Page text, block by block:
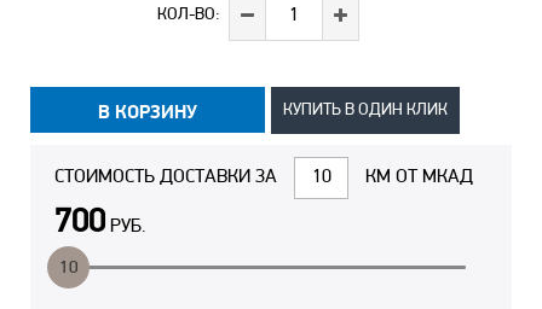
КОЛ-ВО:
В КОРЗИНУ КУПИТЬ В ОДИН КЛИК
СТОИМОСТЬ ДОСТАВКИ ЗА КМ ОТ МКАД
700 РУБ.
10